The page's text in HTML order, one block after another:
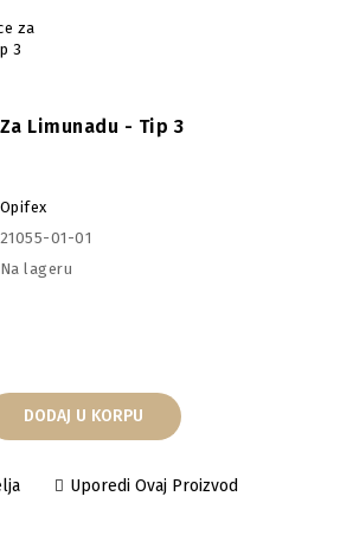
Limunadu - Tip 3
Opifex
21055-01-01
Na lageru
DODAJ U KORPU
Uporedi Ovaj Proizvod